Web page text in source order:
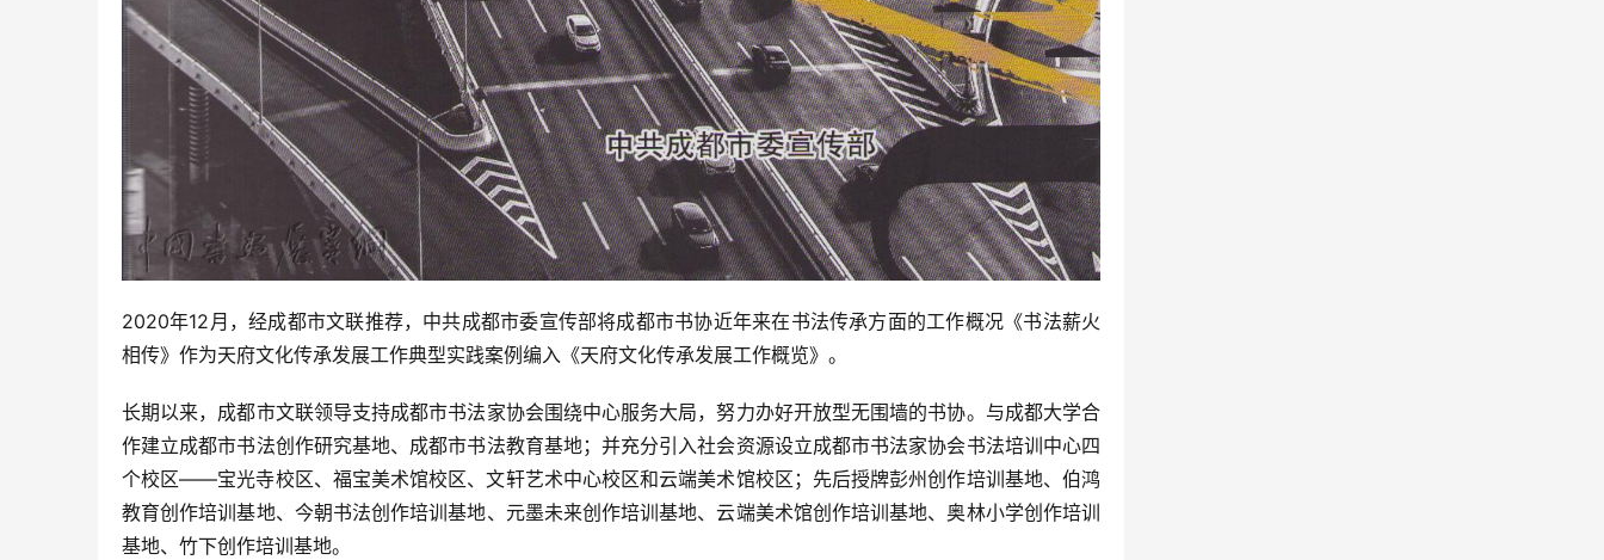
2020年12月，经成都市文联推荐，中共成都市委宣传部将成都市书协近年来在书法传承方面的工作概况《书法薪火
相传》作为天府文化传承发展工作典型实践案例编入《天府文化传承发展工作概览》。
长期以来，成都市文联领导支持成都市书法家协会围绕中心服务大局，努力办好开放型无围墙的书协。与成都大学合
作建立成都市书法创作研究基地、成都市书法教育基地；并充分引入社会资源设立成都市书法家协会书法培训中心四
个校区——宝光寺校区、福宝美术馆校区、文轩艺术中心校区和云端美术馆校区；先后授牌彭州创作培训基地、伯鸿
教育创作培训基地、今朝书法创作培训基地、元墨未来创作培训基地、云端美术馆创作培训基地、奥林小学创作培训
基地、竹下创作培训基地。